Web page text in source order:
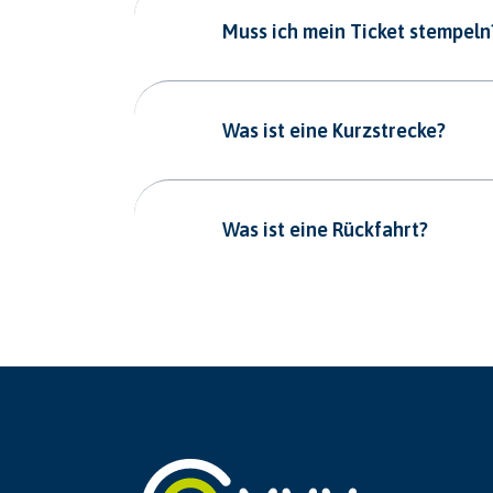
Muss ich mein Ticket
Was ist eine Kurzstrecke?
Was ist eine Rückfahrt?